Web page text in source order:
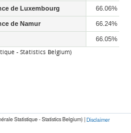
de Luxembourg 66.06%
de Namur 66.24%
66.05%
- Statistics Belgium)
Statistique - Statistics Belgium) |Disclaimer